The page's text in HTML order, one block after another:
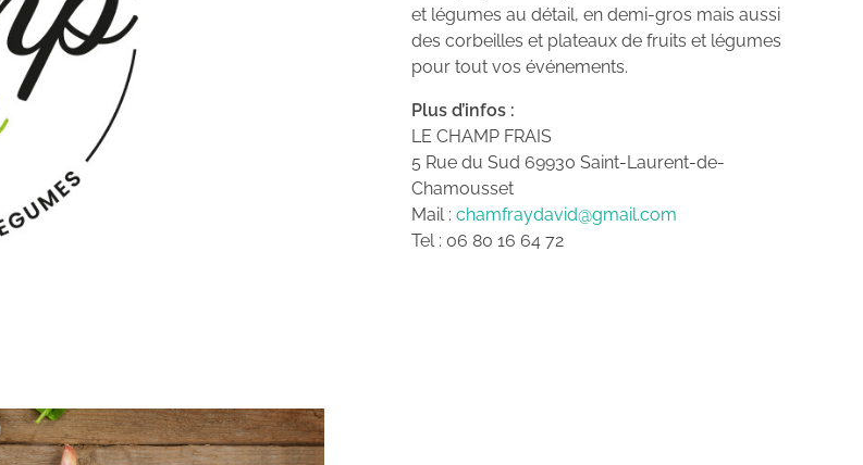
et légumes au détail, en demi-gros mais aussi
des corbeilles et plateaux de fruits et légumes
pour tout vos événements.
Plus d’infos :
LE CHAMP FRAIS
5 Rue du Sud 69930 Saint-Laurent-de-
Chamousset
Mail : chamfraydavid@gmail.com
Tel : 06 80 16 64 72